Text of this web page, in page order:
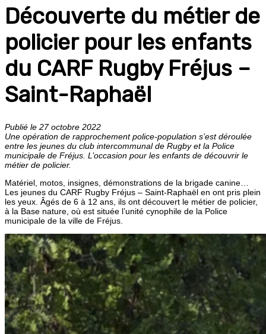
Découverte du métier de
policier pour les enfants
du CARF Rugby Fréjus –
Saint-Raphaël
Publié le 27 octobre 2022
Une opération de rapprochement police-population s’est déroulée
entre les jeunes du club intercommunal de Rugby et la Police
municipale de Fréjus. L’occasion pour les enfants de découvrir le
métier de policier.
Matériel, motos, insignes, démonstrations de la brigade canine…
Les jeunes du CARF Rugby Fréjus – Saint-Raphaël en ont pris plein
les yeux. Âgés de 6 à 12 ans, ils ont découvert le métier de policier,
à la Base nature, où est située l’unité cynophile de la Police
municipale de la ville de Fréjus.